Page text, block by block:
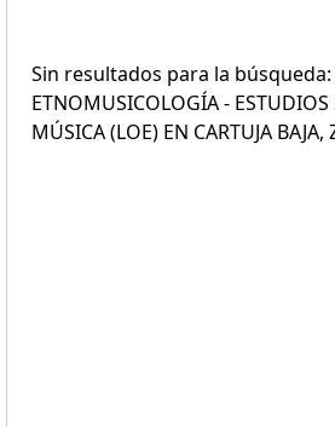
Sin resultados para la búsqueda:
ETNOMUSICOLOGÍA - ESTUDIOS
MÚSICA (LOE) EN CARTUJA BAJA,